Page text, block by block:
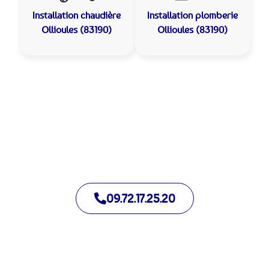
Installation chaudière
Ollioules (83190)
Installation plomberie
Ollioules (83190)
09.72.17.25.20